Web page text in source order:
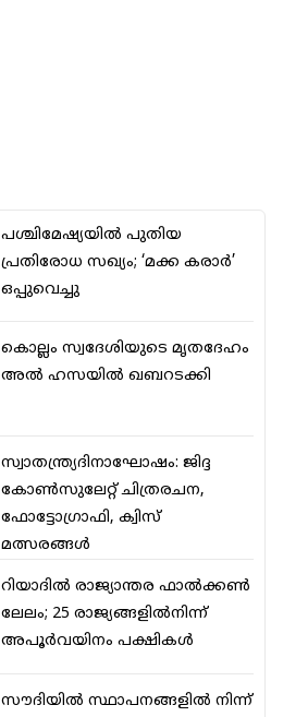
പശ്ചിമേഷ്യയില്‍ പുതിയ
പ്രതിരോധ സഖ്യം; ‘മക്ക കരാര്‍’
ഒപ്പുവെച്ചു
കൊല്ലം സ്വദേശിയുടെ മൃതദേഹം
അല്‍ ഹസയില്‍ ഖബറടക്കി
സ്വാതന്ത്ര്യദിനാഘോഷം: ജിദ്ദ
കോണ്‍സുലേറ്റ് ചിത്രരചന,
ഫോട്ടോഗ്രാഫി, ക്വിസ്
മത്സരങ്ങള്‍
റിയാദില്‍ രാജ്യാന്തര ഫാല്‍ക്കണ്‍
ലേലം; 25 രാജ്യങ്ങളില്‍നിന്ന്
അപൂര്‍വയിനം പക്ഷികള്‍
സൗദിയില്‍ സ്ഥാപനങ്ങളില്‍ നിന്ന്